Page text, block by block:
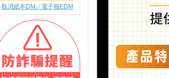
取消紙本DM／電子報EDM